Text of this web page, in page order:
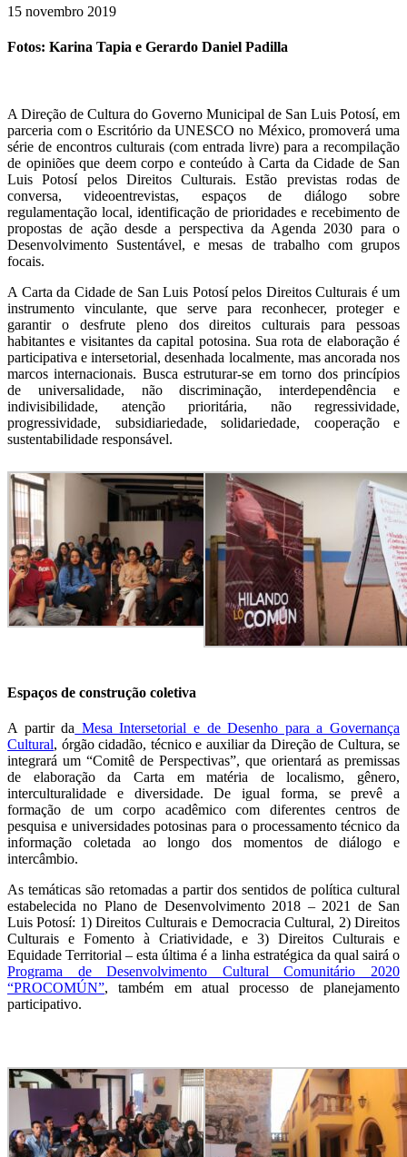
15 novembro 2019
Fotos: Karina Tapia e Gerardo Daniel Padilla
A Direção de Cultura do Governo Municipal de San Luis Potosí, em
parceria com o Escritório da UNESCO no México, promoverá uma
série de encontros culturais (com entrada livre) para a recompilação
de opiniões que deem corpo e conteúdo à Carta da Cidade de San
Luis Potosí pelos Direitos Culturais. Estão previstas rodas de
conversa, videoentrevistas, espaços de diálogo sobre
regulamentação local, identificação de prioridades e recebimento de
propostas de ação desde a perspectiva da Agenda 2030 para o
Desenvolvimento Sustentável, e mesas de trabalho com grupos
focais.
A Carta da Cidade de San Luis Potosí pelos Direitos Culturais é um
instrumento vinculante, que serve para reconhecer, proteger e
garantir o desfrute pleno dos direitos culturais para pessoas
habitantes e visitantes da capital potosina. Sua rota de elaboração é
participativa e intersetorial, desenhada localmente, mas ancorada nos
marcos internacionais. Busca estruturar-se em torno dos princípios
de universalidade, não discriminação, interdependência e
indivisibilidade, atenção prioritária, não regressividade,
progressividade, subsidiariedade, solidariedade, cooperação e
sustentabilidade responsável.
Espaços de construção coletiva
A partir da Mesa Intersetorial e de Desenho para a Governança
Cultural, órgão cidadão, técnico e auxiliar da Direção de Cultura, se
integrará um “Comitê de Perspectivas”, que orientará as premissas
de elaboração da Carta em matéria de localismo, gênero,
interculturalidade e diversidade. De igual forma, se prevê a
formação de um corpo acadêmico com diferentes centros de
pesquisa e universidades potosinas para o processamento técnico da
informação coletada ao longo dos momentos de diálogo e
intercâmbio.
As temáticas são retomadas a partir dos sentidos de política cultural
estabelecida no Plano de Desenvolvimento 2018 – 2021 de San
Luis Potosí: 1) Direitos Culturais e Democracia Cultural, 2) Direitos
Culturais e Fomento à Criatividade, e 3) Direitos Culturais e
Equidade Territorial – esta última é a linha estratégica da qual sairá o
Programa de Desenvolvimento Cultural Comunitário 2020
“PROCOMÚN”, também em atual processo de planejamento
participativo.